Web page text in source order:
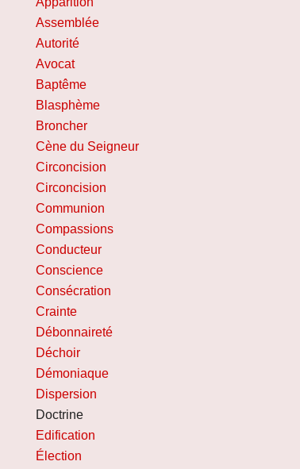
Assemblée
Autorité
Avocat
Baptême
Blasphème
Broncher
Cène du Seigneur
Circoncision
Circoncision
Communion
Compassions
Conducteur
Conscience
Consécration
Crainte
Débonnaireté
Déchoir
Démoniaque
Dispersion
Doctrine
Edification
Élection